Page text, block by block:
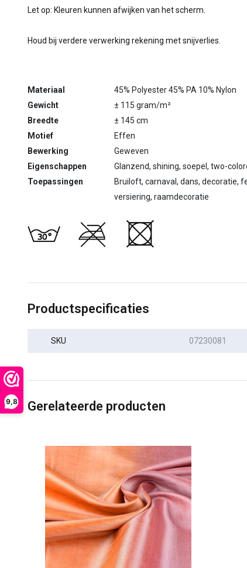
9,8
Let op: Kleuren kunnen afwijken van het scherm.
Houd bij verdere verwerking rekening met snijverlies.
Materiaal
45% Polyester 45% PA 10% Nylon
Gewicht
± 115 gram/m²
Breedte
± 145 cm
Motief
Effen
Bewerking
Geweven
Eigenschappen
Glanzend, shining, soepel, two-
Toepassingen
Bruiloft, carnaval, dans, decoratie,
versiering, raamdecoratie
Productspecificaties
SKU 07230081
Gerelateerde producten